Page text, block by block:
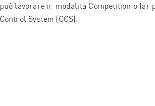
può lavorare in modalità Competition o far
Control System (GCS).